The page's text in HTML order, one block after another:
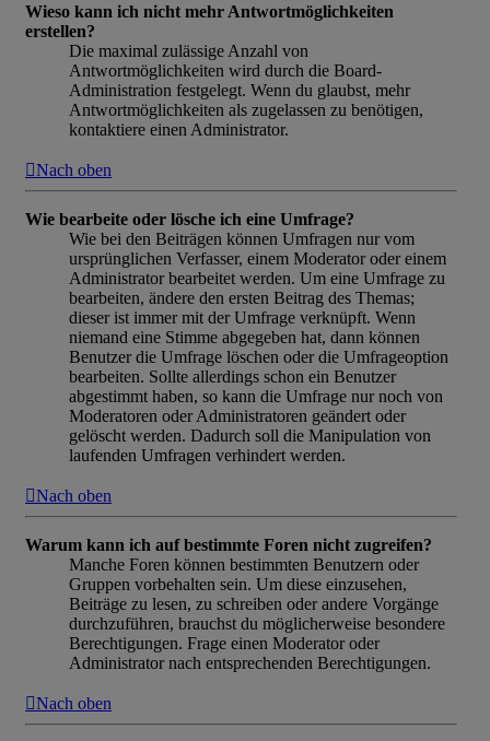
Wieso kann ich nicht mehr Antwortmöglichkeiten
erstellen?
Die maximal zulässige Anzahl von
Antwortmöglichkeiten wird durch die Board-
Administration festgelegt. Wenn du glaubst, mehr
Antwortmöglichkeiten als zugelassen zu benötigen,
kontaktiere einen Administrator.
Nach oben
Wie bearbeite oder lösche ich eine Umfrage?
Wie bei den Beiträgen können Umfragen nur vom
ursprünglichen Verfasser, einem Moderator oder einem
Administrator bearbeitet werden. Um eine Umfrage zu
bearbeiten, ändere den ersten Beitrag des Themas;
dieser ist immer mit der Umfrage verknüpft. Wenn
niemand eine Stimme abgegeben hat, dann können
Benutzer die Umfrage löschen oder die Umfrageoption
bearbeiten. Sollte allerdings schon ein Benutzer
abgestimmt haben, so kann die Umfrage nur noch von
Moderatoren oder Administratoren geändert oder
gelöscht werden. Dadurch soll die Manipulation von
laufenden Umfragen verhindert werden.
Nach oben
Warum kann ich auf bestimmte Foren nicht zugreifen?
Manche Foren können bestimmten Benutzern oder
Gruppen vorbehalten sein. Um diese einzusehen,
Beiträge zu lesen, zu schreiben oder andere Vorgänge
durchzuführen, brauchst du möglicherweise besondere
Berechtigungen. Frage einen Moderator oder
Administrator nach entsprechenden Berechtigungen.
Nach oben